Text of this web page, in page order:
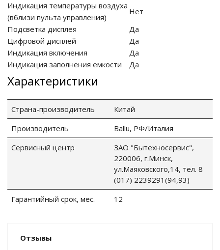
Индикация температуры воздуха
(вблизи пульта управления)
Нет
Подсветка дисплея
Да
Цифровой дисплей
Да
Индикация включения
Да
Индикация заполнения емкости
Да
Характеристики
Страна-производитель
Китай
Производитель
Ballu, РФ/Италия
Сервисный центр
ЗАО "Бытехносервис",
220006, г.Минск,
ул.Маяковского,14, тел. 8
(017) 2239291(94,93)
Гарантийный срок, мес.
12
Отзывы